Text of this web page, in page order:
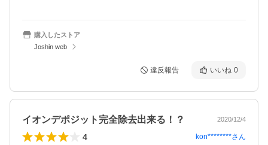
購入したストア
Joshin web
違反報告 いいね 0
イオンデポジット完全除去出来る！？ 2020/12/4
4 kon********さん